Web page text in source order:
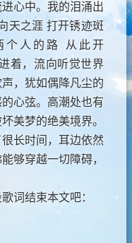
心中。我的泪涌出
天之涯 打开锈迹斑
人的路 从此开
，流向听觉世界
，犹如偶降凡尘的
心弦。高潮处也有
美梦的绝美境界。
长时间，耳边依然
够穿越一切障碍，
词结束本文吧：